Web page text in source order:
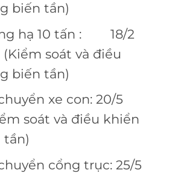
biến tần)
hạ 10 tấn : 18/2
soát và điều
biến tần)
xe con: 20/5
soát và điều khiển
tần)
cổng trục: 25/5